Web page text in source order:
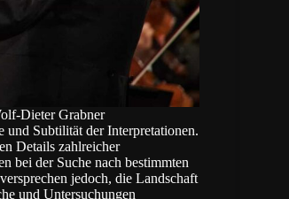
Dieter Grabner
und Subtilität der Interpretationen.
Details zahlreicher
bei der Suche nach bestimmten
jedoch, die Landschaft
und Untersuchungen